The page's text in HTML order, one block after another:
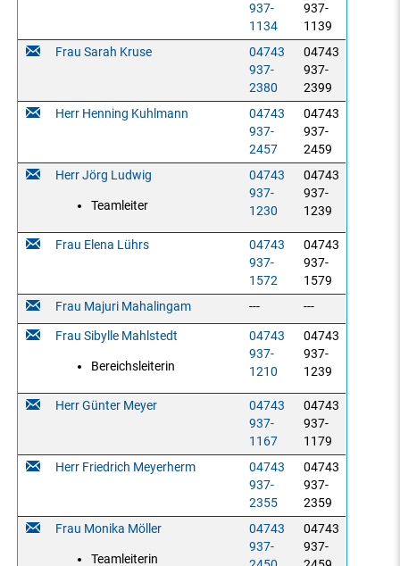
937-
1134
937-
1139
Frau Sarah Kruse
04743
937-
2380
04743
937-
2399
Herr Henning Kuhlmann
04743
937-
2457
04743
937-
2459
Herr Jörg Ludwig
Teamleiter
04743
937-
1230
04743
937-
1239
Frau Elena Lührs
04743
937-
1572
04743
937-
1579
Frau Majuri Mahalingam
---
---
Frau Sibylle Mahlstedt
Bereichsleiterin
04743
937-
1210
04743
937-
1239
Herr Günter Meyer
04743
937-
1167
04743
937-
1179
Herr Friedrich Meyerherm
04743
937-
2355
04743
937-
2359
Frau Monika Möller
Teamleiterin
04743
937-
04743
937-